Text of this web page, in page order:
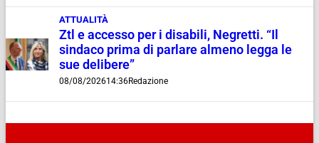
ATTUALITÀ
Ztl e accesso per i disabili, Negretti. “Il
sindaco prima di parlare almeno legga le
sue delibere”
08/08/202614:36Redazione